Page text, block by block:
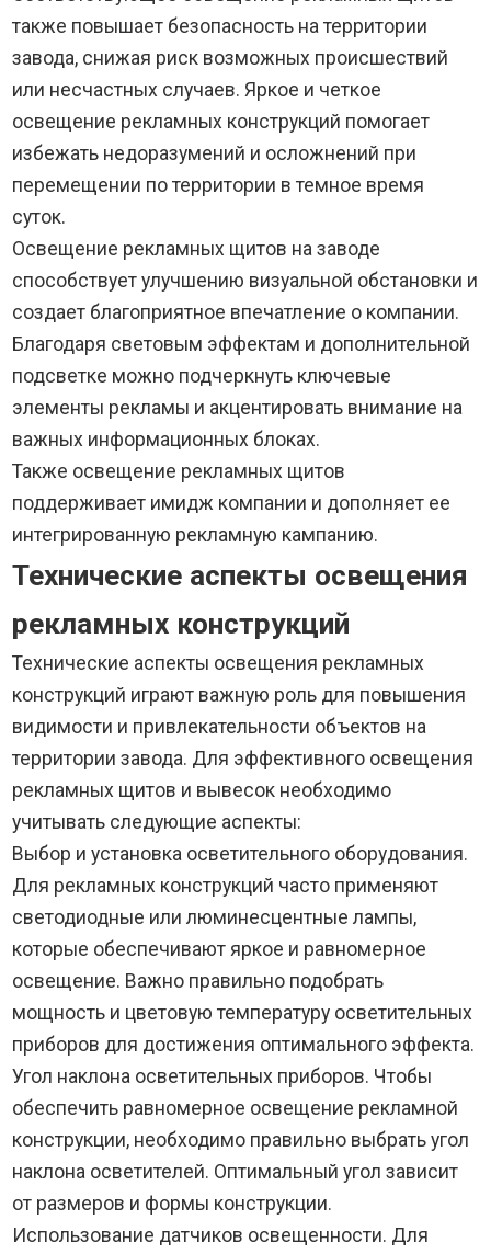
также повышает безопасность на территории
завода, снижая риск возможных происшествий
или несчастных случаев. Яркое и четкое
освещение рекламных конструкций помогает
избежать недоразумений и осложнений при
перемещении по территории в темное время
суток.
Освещение рекламных щитов на заводе
способствует улучшению визуальной обстановки и
создает благоприятное впечатление о компании.
Благодаря световым эффектам и дополнительной
подсветке можно подчеркнуть ключевые
элементы рекламы и акцентировать внимание на
важных информационных блоках.
Также освещение рекламных щитов
поддерживает имидж компании и дополняет ее
интегрированную рекламную кампанию.
Технические аспекты освещения
рекламных конструкций
Технические аспекты освещения рекламных
конструкций играют важную роль для повышения
видимости и привлекательности объектов на
территории завода. Для эффективного освещения
рекламных щитов и вывесок необходимо
учитывать следующие аспекты:
Выбор и установка осветительного оборудования.
Для рекламных конструкций часто применяют
светодиодные или люминесцентные лампы,
которые обеспечивают яркое и равномерное
освещение. Важно правильно подобрать
мощность и цветовую температуру осветительных
приборов для достижения оптимального эффекта.
Угол наклона осветительных приборов. Чтобы
обеспечить равномерное освещение рекламной
конструкции, необходимо правильно выбрать угол
наклона осветителей. Оптимальный угол зависит
от размеров и формы конструкции.
Использование датчиков освещенности. Для